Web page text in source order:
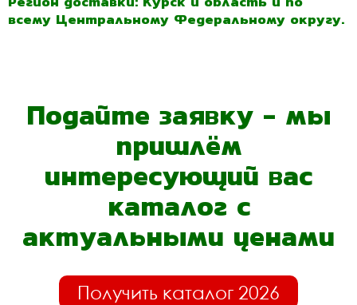
всему Центральному Федеральному округу.
Подайте заявку - мы
пришлём
интересующий вас
каталог с
актуальными ценами
Получить каталог 2026